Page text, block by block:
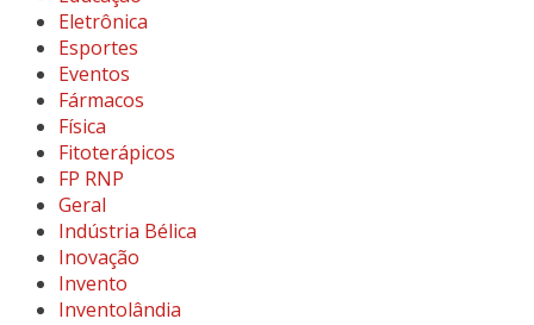
Eletrônica
Esportes
Eventos
Fármacos
Física
Fitoterápicos
FP RNP
Geral
Indústria Bélica
Inovação
Invento
Inventolândia